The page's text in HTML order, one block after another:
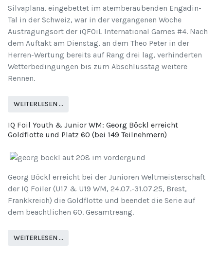
Silvaplana, eingebettet im atemberaubenden Engadin-
Tal in der Schweiz, war in der vergangenen Woche
Austragungsort der iQFOiL International Games #4. Nach
dem Auftakt am Dienstag, an dem Theo Peter in der
Herren-Wertung bereits auf Rang drei lag, verhinderten
Wetterbedingungen bis zum Abschlusstag weitere
Rennen.
WEITERLESEN …
IQ Foil Youth & Junior WM: Georg Böckl erreicht
Goldflotte und Platz 60 (bei 149 Teilnehmern)
Georg Böckl erreicht bei der Junioren Weltmeisterschaft
der IQ Foiler (U17 & U19 WM, 24.07.-31.07.25, Brest,
Frankkreich) die Goldflotte und beendet die Serie auf
dem beachtlichen 60. Gesamtreang.
WEITERLESEN …